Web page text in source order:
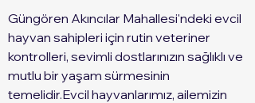
Güngören Akıncılar Mahallesi'ndeki evcil
hayvan sahipleri için rutin veteriner
kontrolleri, sevimli dostlarınızın sağlıklı ve
mutlu bir yaşam sürmesinin
temelidir.Evcil hayvanlarımız, ailemizin